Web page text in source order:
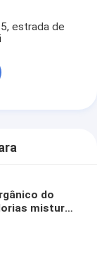
estrada de
do
mistura